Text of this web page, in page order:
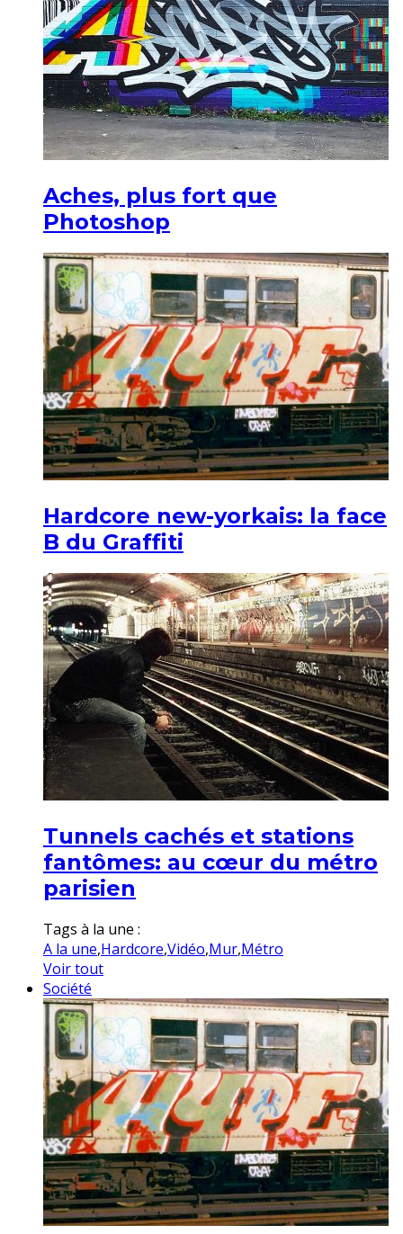
Aches, plus fort que
Photoshop
Hardcore new-yorkais: la face
B du Graffiti
Tunnels cachés et stations
fantômes: au cœur du métro
parisien
Tags à la une :
A la une,Hardcore,Vidéo,Mur,Métro
Voir tout
Société